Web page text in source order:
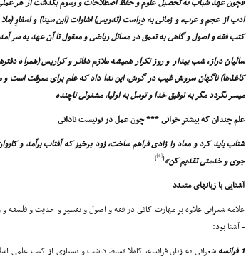
«چون عهد شباب به تحصیل علوم و حفظ اصطلاحات و رسوم بگذشت از هر عملى
ادب از عجم و عرب، و زمانى به دِراست (تدریس) اشارات (ابن سینا) و اسفارِ (ملا
کتب فقه و اصول و گاهى به تعمق در مسائل ریاضى و معقول تا آن عهد به سر آمد
سالیان دراز، شب بیدار و روز تکرار همیشه ملازم دفاتر و کراریس (همراه
کاغذها) ناگهان سروش غیب در گوش، این ندا داد که علم براى معرفت
میسر نگردد مگر به توفیق خدا و توسل به اولیا، مشغولى تاچنده
علم چندان که بیشتر خوانى *** چون عمل در تونیست نادانى
شتاب باید کرد و معاد را زادى فراهم ساخت، زود برخیز که آفتاب برآمد و
جوى و خدمتى تقدیم کن»(
[6]
)
آشنایى با زبانهاى متعدد
علامه شعرانى علاوه بر مهارت کافى در فقه و اصول و تفسیر و حدیث و فلسفه و
- آشنا بود:
1 فرانسه
شعرانى به زبان فرانسه، کاملا تسلط داشت و بسیارى از کتب علمى